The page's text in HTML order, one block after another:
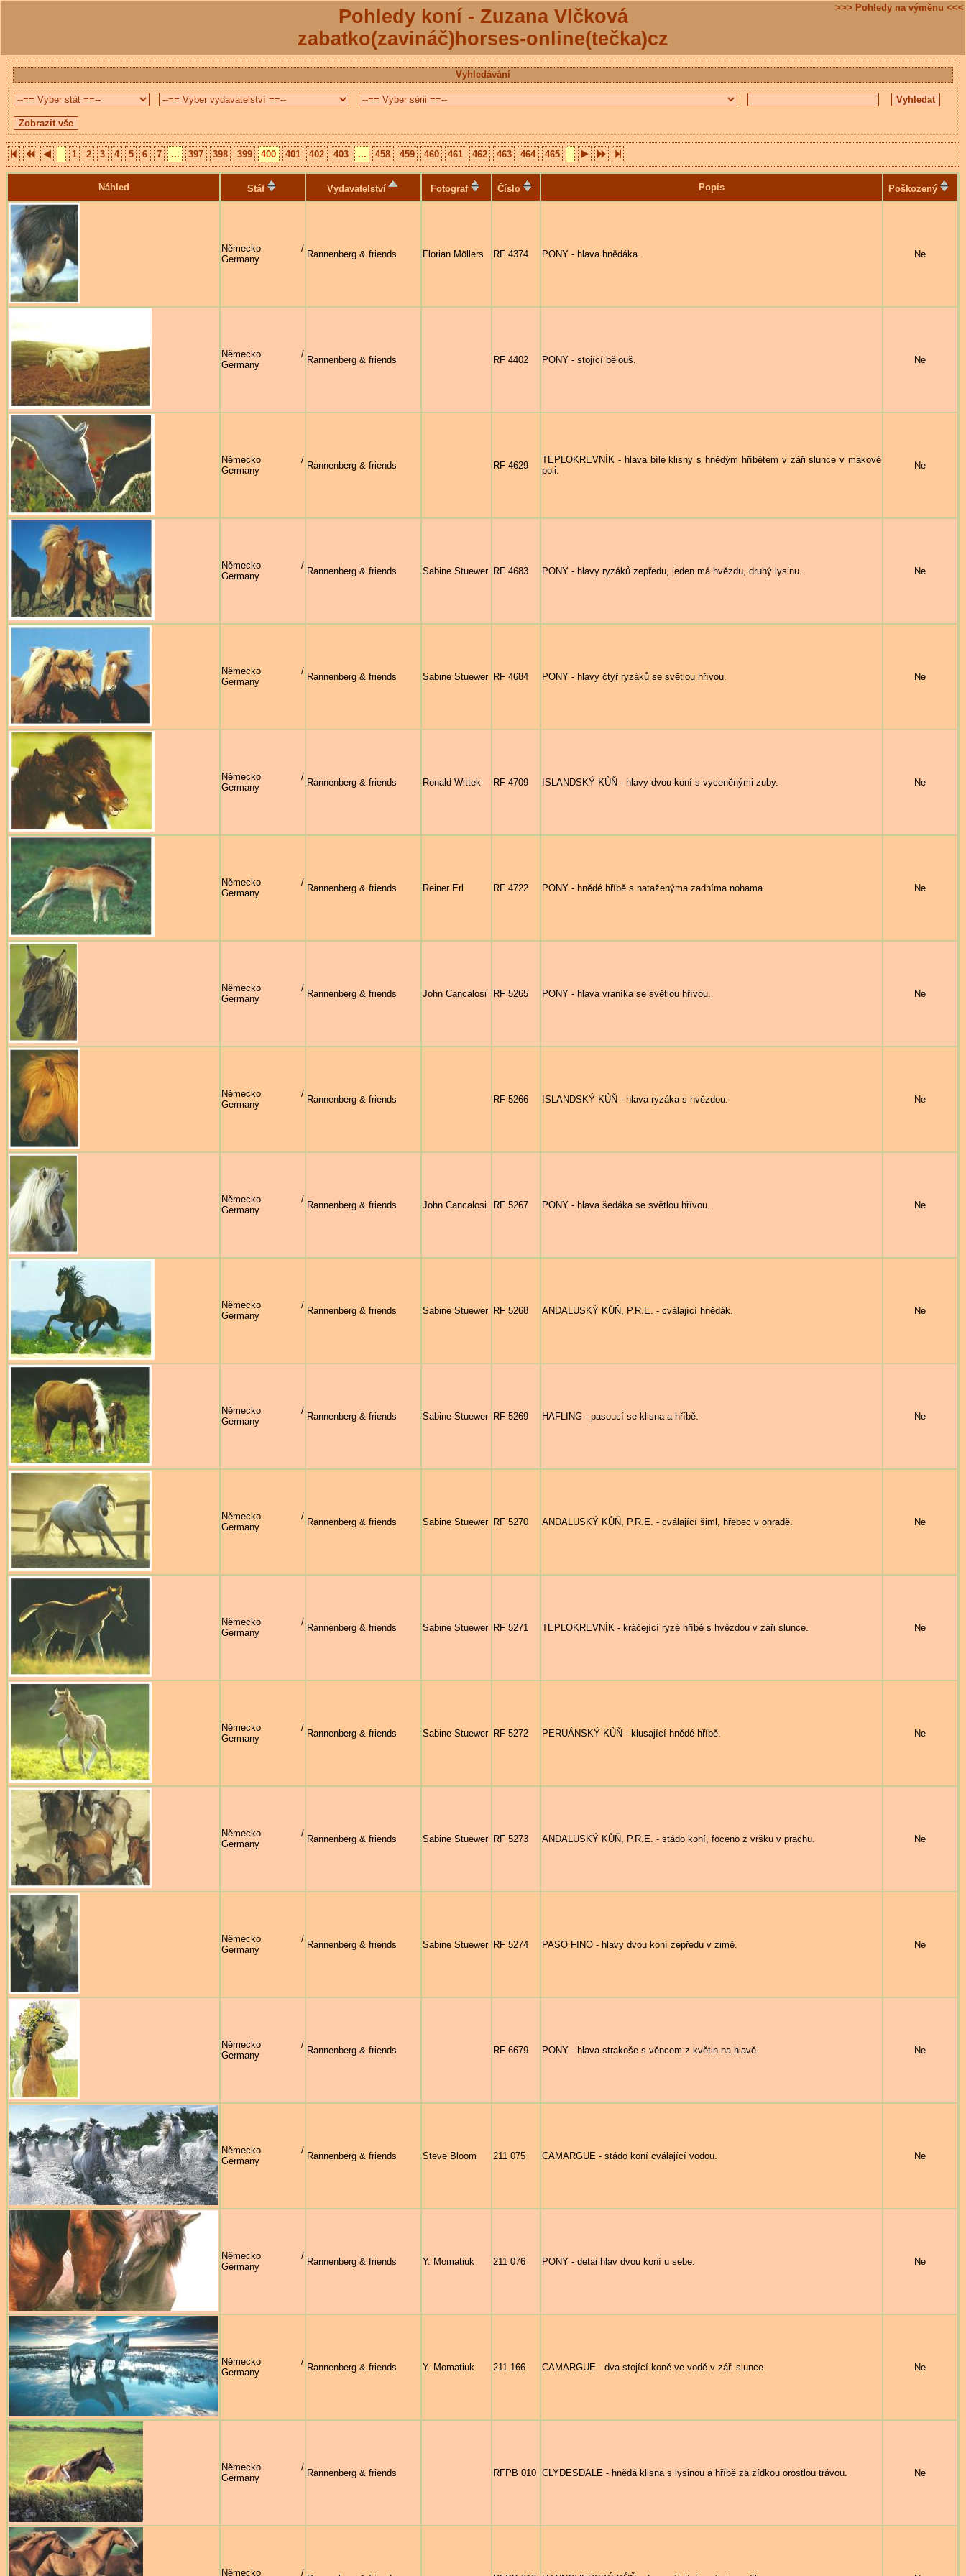
Pohledy koní - Zuzana Vlčková
zabatko(zavináč)horses-online(tečka)cz
>>> Pohledy na výměnu <<<
Vyhledávání
1 2 3 4 5 6 7 ... 397 398 399 400 401 402 403 ... 458 459 460 461 462 463 464 465
Náhled Stát Vydavatelství Fotograf Číslo Popis Poškozený
Německo /
Germany
Rannenberg & friends Florian Möllers RF 4374 PONY - hlava hnědáka. Ne
Německo /
Germany
Rannenberg & friends RF 4402 PONY - stojící bělouš. Ne
Německo /
Germany
Rannenberg & friends RF 4629
TEPLOKREVNÍK - hlava bílé klisny s hnědým hříbětem v záři slunce v makové
poli.
Ne
Německo /
Germany
Rannenberg & friends Sabine Stuewer RF 4683 PONY - hlavy ryzáků zepředu, jeden má hvězdu, druhý lysinu. Ne
Německo /
Germany
Rannenberg & friends Sabine Stuewer RF 4684 PONY - hlavy čtyř ryzáků se světlou hřívou. Ne
Německo /
Germany
Rannenberg & friends Ronald Wittek RF 4709 ISLANDSKÝ KŮŇ - hlavy dvou koní s vyceněnými zuby. Ne
Německo /
Germany
Rannenberg & friends Reiner Erl RF 4722 PONY - hnědé hříbě s nataženýma zadníma nohama. Ne
Německo /
Germany
Rannenberg & friends John Cancalosi RF 5265 PONY - hlava vraníka se světlou hřívou. Ne
Německo /
Germany
Rannenberg & friends RF 5266 ISLANDSKÝ KŮŇ - hlava ryzáka s hvězdou. Ne
Německo /
Germany
Rannenberg & friends John Cancalosi RF 5267 PONY - hlava šedáka se světlou hřívou. Ne
Německo /
Germany
Rannenberg & friends Sabine Stuewer RF 5268 ANDALUSKÝ KŮŇ, P.R.E. - cválající hnědák. Ne
Německo /
Germany
Rannenberg & friends Sabine Stuewer RF 5269 HAFLING - pasoucí se klisna a hříbě. Ne
Německo /
Germany
Rannenberg & friends Sabine Stuewer RF 5270 ANDALUSKÝ KŮŇ, P.R.E. - cválající šiml, hřebec v ohradě. Ne
Německo /
Germany
Rannenberg & friends Sabine Stuewer RF 5271 TEPLOKREVNÍK - kráčející ryzé hříbě s hvězdou v záři slunce. Ne
Německo /
Germany
Rannenberg & friends Sabine Stuewer RF 5272 PERUÁNSKÝ KŮŇ - klusající hnědé hříbě. Ne
Německo /
Germany
Rannenberg & friends Sabine Stuewer RF 5273 ANDALUSKÝ KŮŇ, P.R.E. - stádo koní, foceno z vršku v prachu. Ne
Německo /
Germany
Rannenberg & friends Sabine Stuewer RF 5274 PASO FINO - hlavy dvou koní zepředu v zimě. Ne
Německo /
Germany
Rannenberg & friends RF 6679 PONY - hlava strakoše s věncem z květin na hlavě. Ne
Německo /
Germany
Rannenberg & friends Steve Bloom 211 075 CAMARGUE - stádo koní cválající vodou. Ne
Německo /
Germany
Rannenberg & friends Y. Momatiuk 211 076 PONY - detai hlav dvou koní u sebe. Ne
Německo /
Germany
Rannenberg & friends Y. Momatiuk 211 166 CAMARGUE - dva stojící koně ve vodě v záři slunce. Ne
Německo /
Germany
Rannenberg & friends RFPB 010 CLYDESDALE - hnědá klisna s lysinou a hříbě za zídkou orostlou trávou. Ne
Německo /